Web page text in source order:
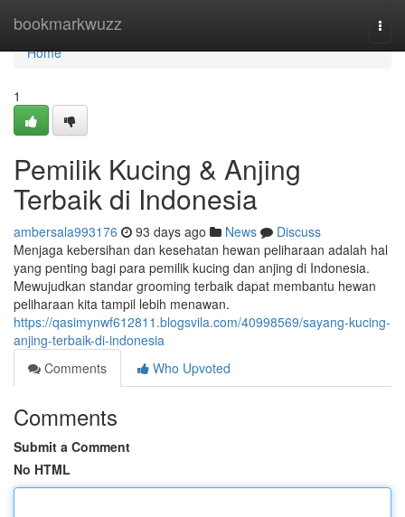
bookmarkwuzz
Home
Home
1
Pemilik Kucing & Anjing
Terbaik di Indonesia
ambersala993176 93 days ago News
Discuss
Menjaga kebersihan dan kesehatan hewan peliharaan adalah hal
yang penting bagi para pemilik kucing dan anjing di Indonesia.
Mewujudkan standar grooming terbaik dapat membantu hewan
peliharaan kita tampil lebih menawan.
https://qasimynwf612811.blogsvila.com/40998569/sayang-kucing-
anjing-terbaik-di-indonesia
Comments
Who Upvoted
Comments
Submit a Comment
No HTML